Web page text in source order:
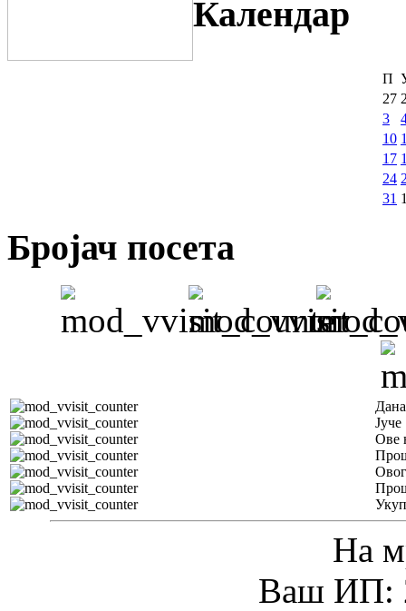
Календар
П
27
3
10
17
24
31
Бројач посета
Јуче
Ове
На
Ваш ИП: